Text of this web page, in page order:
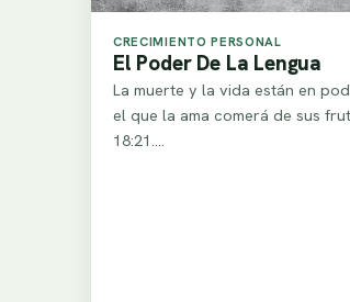
CRECIMIENTO PERSONAL
El Poder De La Lengua
La muerte y la vida están en
el que la ama comerá de sus
18:21.…